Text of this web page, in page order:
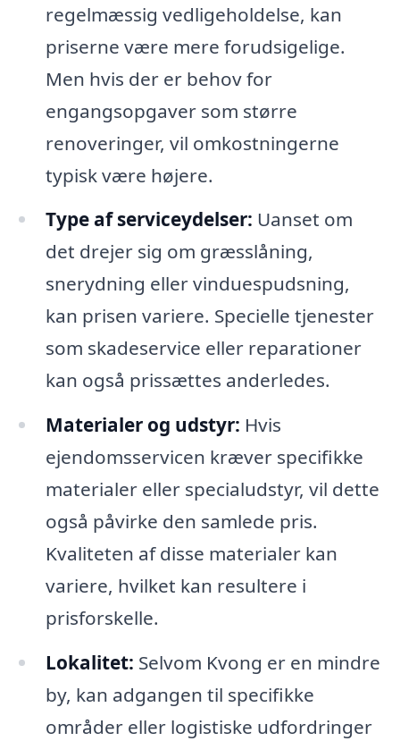
regelmæssig vedligeholdelse, kan
priserne være mere forudsigelige.
Men hvis der er behov for
engangsopgaver som større
renoveringer, vil omkostningerne
typisk være højere.
Type af serviceydelser: Uanset om
det drejer sig om græsslåning,
snerydning eller vinduespudsning,
kan prisen variere. Specielle tjenester
som skadeservice eller reparationer
kan også prissættes anderledes.
Materialer og udstyr: Hvis
ejendomsservicen kræver specifikke
materialer eller specialudstyr, vil dette
også påvirke den samlede pris.
Kvaliteten af disse materialer kan
variere, hvilket kan resultere i
prisforskelle.
Lokalitet: Selvom Kvong er en mindre
by, kan adgangen til specifikke
områder eller logistiske udfordringer